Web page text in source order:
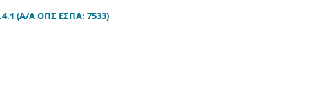
(Α/Α ΟΠΣ ΕΣΠΑ: 7533)